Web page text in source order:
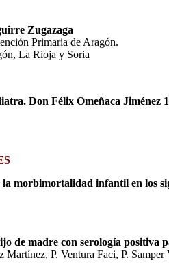
Zugazaga
Primaria de Aragón.
La Rioja y Soria
Don Félix Omeñaca Jiménez
la morbimortalidad infantil en los
de madre con serología positiva
P. Ventura Faci, P.